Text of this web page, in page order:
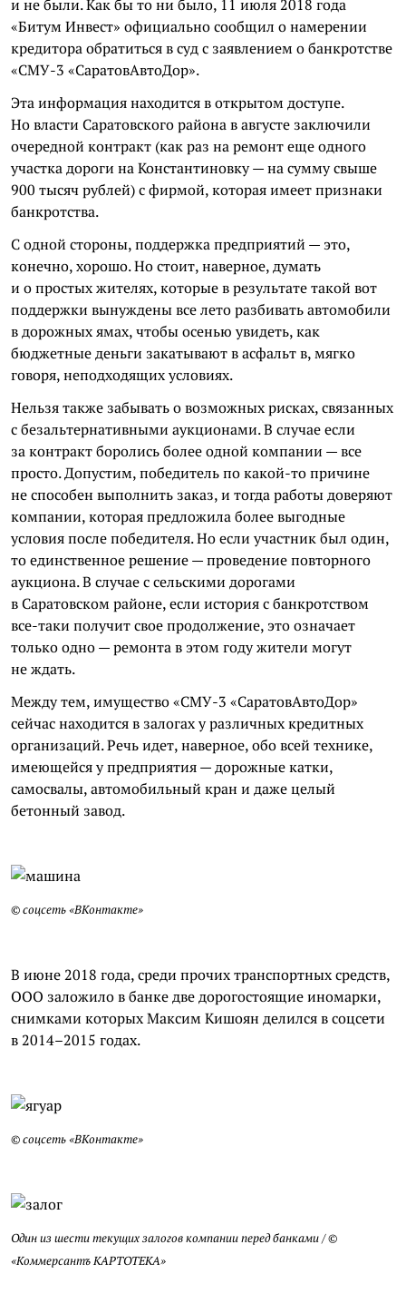
и не были. Как бы то ни было, 11 июля 2018 года
«Битум Инвест» официально сообщил о намерении
кредитора обратиться в суд с заявлением о банкротстве
«СМУ-3 «СаратовАвтоДор».
Эта информация находится в открытом доступе.
Но власти Саратовского района в августе заключили
очередной контракт (как раз на ремонт еще одного
участка дороги на Константиновку — на сумму свыше
900 тысяч рублей) с фирмой, которая имеет признаки
банкротства.
С одной стороны, поддержка предприятий — это,
конечно, хорошо. Но стоит, наверное, думать
и о простых жителях, которые в результате такой вот
поддержки вынуждены все лето разбивать автомобили
в дорожных ямах, чтобы осенью увидеть, как
бюджетные деньги закатывают в асфальт в, мягко
говоря, неподходящих условиях.
Нельзя также забывать о возможных рисках, связанных
с безальтернативными аукционами. В случае если
за контракт боролись более одной компании — все
просто. Допустим, победитель по какой-то причине
не способен выполнить заказ, и тогда работы доверяют
компании, которая предложила более выгодные
условия после победителя. Но если участник был один,
то единственное решение — проведение повторного
аукциона. В случае с сельскими дорогами
в Саратовском районе, если история с банкротством
все-таки получит свое продолжение, это означает
только одно — ремонта в этом году жители могут
не ждать.
Между тем, имущество «СМУ-3 «СаратовАвтоДор»
сейчас находится в залогах у различных кредитных
организаций. Речь идет, наверное, обо всей технике,
имеющейся у предприятия — дорожные катки,
самосвалы, автомобильный кран и даже целый
бетонный завод.
© соцсеть «ВКонтакте»
В июне 2018 года, среди прочих транспортных средств,
ООО заложило в банке две дорогостоящие иномарки,
снимками которых МаксимКишоян делился в соцсети
в 2014–2015 годах.
© соцсеть «ВКонтакте»
Один из шести текущих залогов компании перед банками / ©
«Коммерсантъ КАРТОТЕКА»